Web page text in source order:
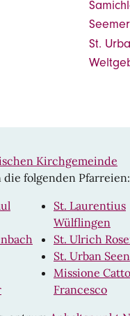
St.
Kirchgemeinde
die folgenden Pfarreien:
St. Laurentius
Wülflingen
St. Ulrich
St. Urban Seen
Missione
Francesco